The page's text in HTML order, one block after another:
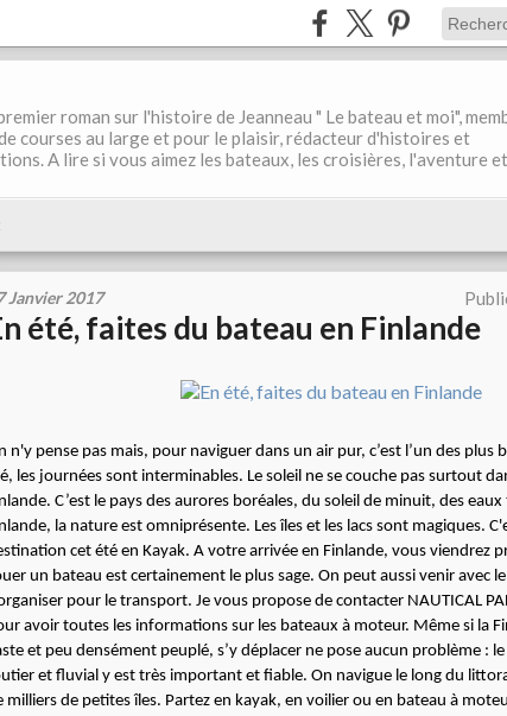
roman sur l'histoire de Jeanneau " Le bateau et moi",
courses au large et pour le plaisir, rédacteur d'histoires et
A lire si vous aimez les bateaux, les croisières, l'aventure et
Janvier 2017
été, faites du bateau en Finlande
n'y pense pas mais, pour naviguer dans un air pur, c’est l’un des plus
les journées sont interminables. Le soleil ne se couche pas surtout
C’est le pays des aurores boréales, du soleil de minuit, des
la nature est omniprésente. Les îles et les lacs sont magiques.
cet été en Kayak. A votre arrivée en Finlande, vous viendrez
un bateau est certainement le plus sage. On peut aussi venir avec
pour le transport. Je vous propose de contacter NAUTICAL
avoir toutes les informations sur les bateaux à moteur. Même si la
et peu densément peuplé, s’y déplacer ne pose aucun problème :
et fluvial y est très important et fiable. On navigue le long du
milliers de petites îles. Partez en kayak, en voilier ou en bateau à